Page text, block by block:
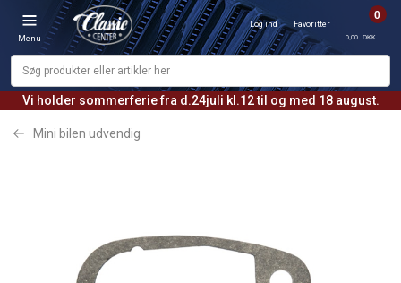
Vi holder sommerferie fra d.24juli kl.12 til og med 18 august.
Menu
Log ind Favoritter
0
0,00 DKK
Mini bilen udvendig